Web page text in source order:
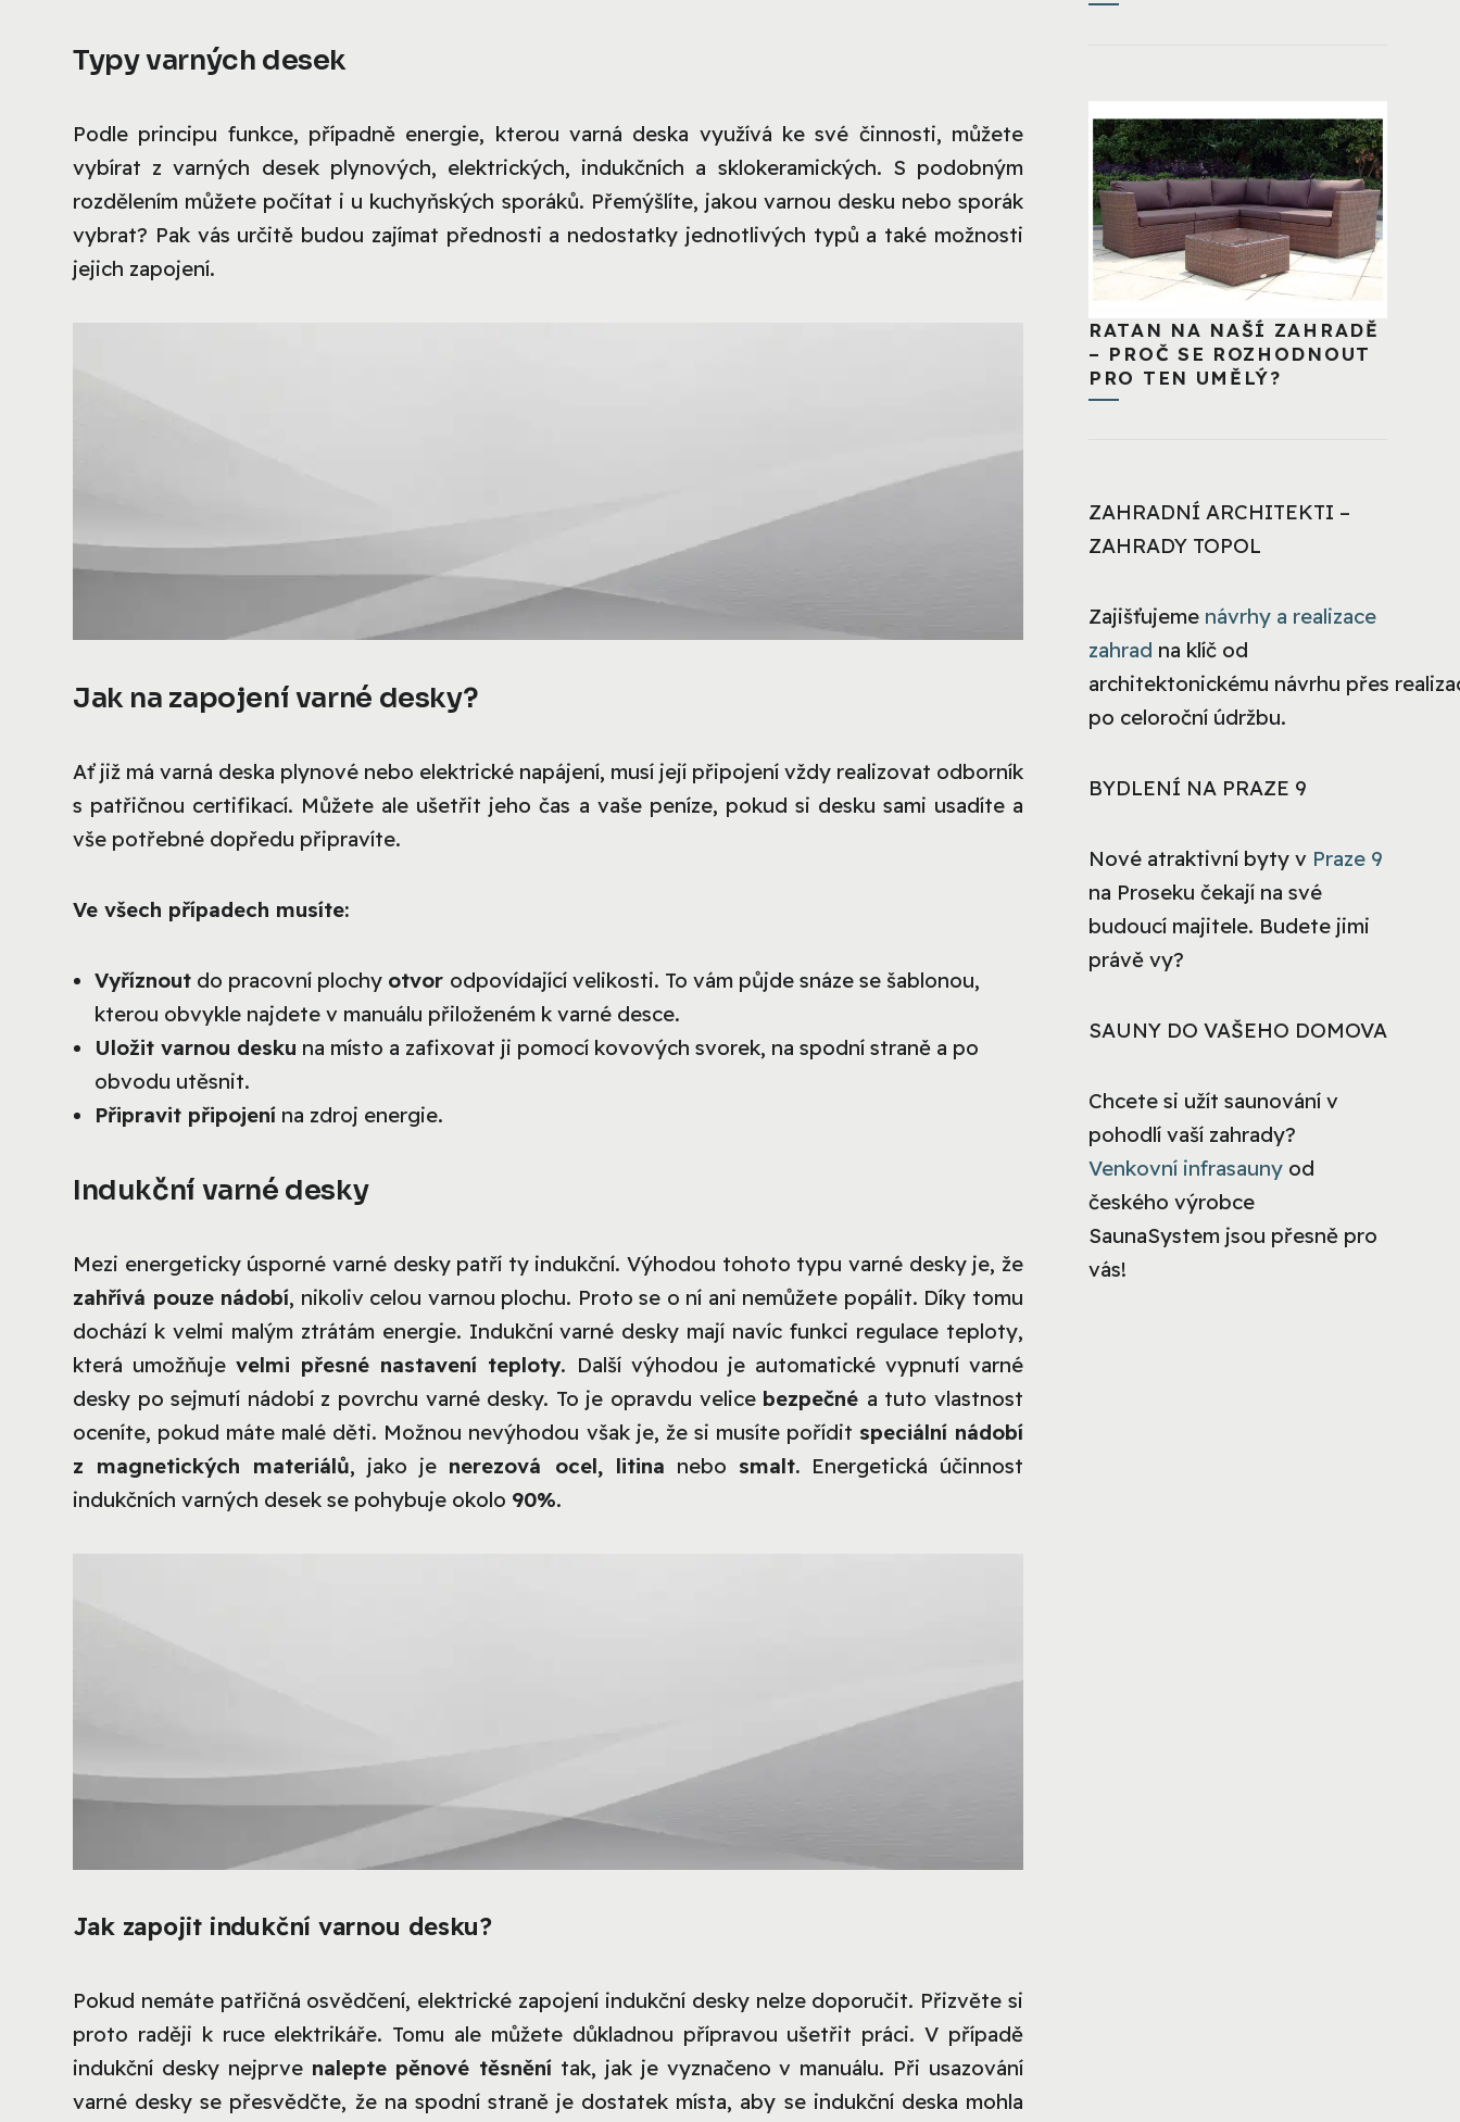
Typy varných desek
Podle principu funkce, případně energie, kterou varná deska využívá ke své činnosti, můžete
vybírat z varných desek plynových, elektrických, indukčních a sklokeramických. S podobným
rozdělením můžete počítat i u kuchyňských sporáků. Přemýšlíte, jakou varnou desku nebo sporák
vybrat? Pak vás určitě budou zajímat přednosti a nedostatky jednotlivých typů a také možnosti
jejich zapojení.
Jak na zapojení varné desky?
Ať již má varná deska plynové nebo elektrické napájení, musí její připojení vždy realizovat odborník
s patřičnou certifikací. Můžete ale ušetřit jeho čas a vaše peníze, pokud si desku sami usadíte a
vše potřebné dopředu připravíte.
Ve všech případech musíte:
Vyříznout do pracovní plochy otvor odpovídající velikosti. To vám půjde snáze se šablonou,
kterou obvykle najdete v manuálu přiloženém k varné desce.
Uložit varnou desku na místo a zafixovat ji pomocí kovových svorek, na spodní straně a po
obvodu utěsnit.
Připravit připojení na zdroj energie.
Indukční varné desky
Mezi energeticky úsporné varné desky patří ty indukční. Výhodou tohoto typu varné desky je, že
zahřívá pouze nádobí, nikoliv celou varnou plochu. Proto se o ní ani nemůžete popálit. Díky tomu
dochází k velmi malým ztrátám energie. Indukční varné desky mají navíc funkci regulace teploty,
která umožňujevelmi přesné nastavení teploty. Další výhodou je automatické vypnutí varné
desky po sejmutí nádobí z povrchu varné desky. To je opravdu velice bezpečné a tuto vlastnost
oceníte, pokud máte malé děti. Možnou nevýhodou však je, že si musíte pořídit speciální nádobí
z magnetických materiálů, jako je nerezová ocel, litina nebo smalt.Energetická účinnost
indukčních varných desek se pohybuje okolo 90%.
Jak zapojit indukční varnou desku?
Pokud nemáte patřičná osvědčení, elektrické zapojení indukční desky nelze doporučit. Přizvěte si
proto raději k ruce elektrikáře. Tomu ale můžete důkladnou přípravou ušetřit práci. V případě
indukční desky nejprve nalepte pěnové těsnění tak, jak je vyznačeno v manuálu. Při usazování
varné desky se přesvědčte, že na spodní straně je dostatek místa, aby se indukční deska mohla
RATAN NA NAŠÍ ZAHRADĚ
– PROČ SE ROZHODNOUT
PRO TEN UMĚLÝ?
ZAHRADNÍ ARCHITEKTI –
ZAHRADY TOPOL
Zajišťujeme návrhy a realizace
zahrad na klíč od
architektonickému návrhu přes
po celoroční údržbu.
BYDLENÍ NA PRAZE 9
Nové atraktivní byty v Praze 9
na Proseku čekají na své
budoucí majitele. Budete jimi
právě vy?
SAUNY DO VAŠEHO DOMOVA
Chcete si užít saunování v
pohodlí vaší zahrady?
Venkovní infrasauny od
českého výrobce
SaunaSystem jsou přesně pro
vás!